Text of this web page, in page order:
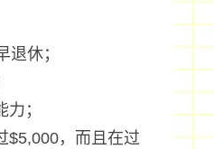
退休；
；
$5,000，而且在过